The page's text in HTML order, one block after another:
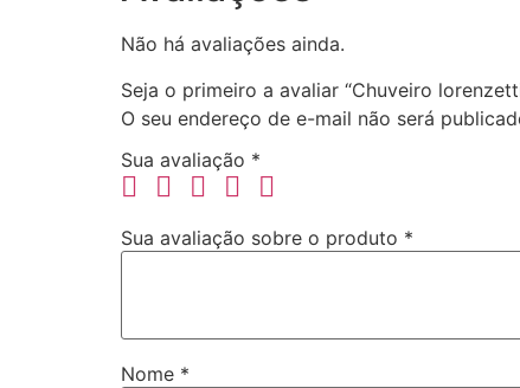
Não há avaliações ainda.
Seja o primeiro a avaliar “Chuveiro
O seu endereço de e-mail não será
Sua avaliação *
Sua avaliação sobre o produto *
Nome *